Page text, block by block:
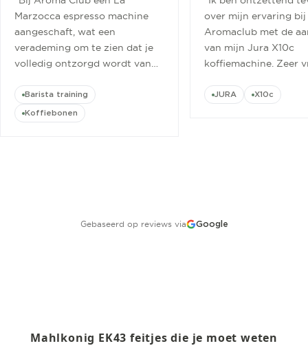
Marzocca espresso machine
aangeschaft, wat een
verademing om te zien dat je
volledig ontzorgd wordt van
cursus.”
Barista training
Koffiebonen
over mijn ervaring bij
Aromaclub met de
van mijn Jura X10c
koffiemachine. Zeer
JURA X10c
Gebaseerd op reviews via Google
Mahlkonig EK43 feitjes die je moet weten